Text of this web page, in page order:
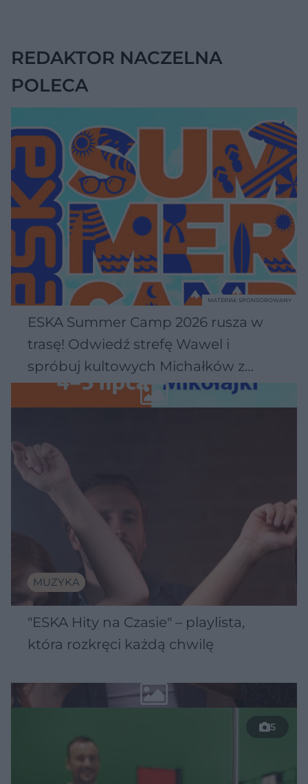
REDAKTOR NACZELNA
POLECA
ESKA Summer Camp 2026 rusza w
trasę! Odwiedź strefę Wawel i
spróbuj kultowych Michałków z
Wawelu
MATERIAŁ SPONSOROWANY
MUZYKA
"ESKA Hity na Czasie" – playlista,
która rozkręci każdą chwilę
5